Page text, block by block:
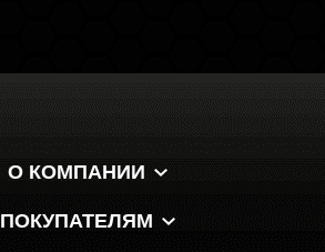
О КОМПАНИИ
ПОКУПАТЕЛЯМ